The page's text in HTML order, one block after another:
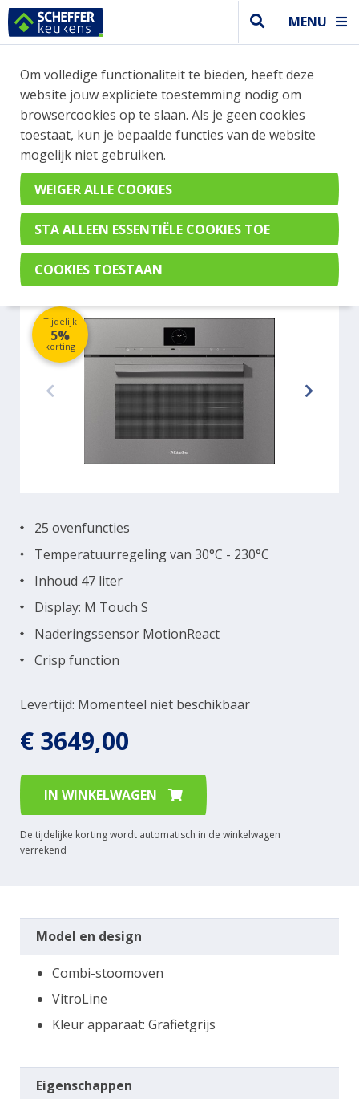
MENU
WEBSHOP BESTELLINGEN
Je kan tijdelijk geen bestelling plaatsen. Wil je je
vast oriënteren? Vergelijk eenvoudig apparaten
en merken met elkaar. Klik hier voor meer
informatie.
Steamer
MIELE DGC7640HCPROGRGR
Tijdelijk
5%
korting
Levertijd: Momenteel niet beschikbaar
25 ovenfuncties
Temperatuurregeling van 30°C - 230°C
Inhoud 47 liter
Display: M Touch S
Naderingssensor MotionReact
Crisp function
€ 3649,00
IN WINKELWAGEN
De tijdelijke korting wordt automatisch in de winkelwagen
verrekend
Model en design
Combi-stoomoven
VitroLine
Kleur apparaat: Grafietgrijs
Eigenschappen
Om volledige functionaliteit te bieden, heeft deze
website jouw expliciete toestemming nodig om
browsercookies op te slaan. Als je geen cookies
toestaat, kun je bepaalde functies van de website
mogelijk niet gebruiken.